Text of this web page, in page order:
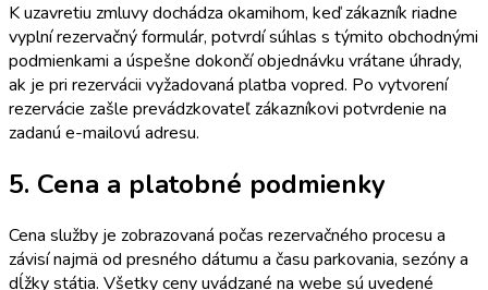
K uzavretiu zmluvy dochádza okamihom, keď zákazník riadne
vyplní rezervačný formulár, potvrdí súhlas s týmito obchodnými
podmienkami a úspešne dokončí objednávku vrátane úhrady,
ak je pri rezervácii vyžadovaná platba vopred. Po vytvorení
rezervácie zašle prevádzkovateľ zákazníkovi potvrdenie na
zadanú e-mailovú adresu.
5. Cena a platobné podmienky
Cena služby je zobrazovaná počas rezervačného procesu a
závisí najmä od presného dátumu a času parkovania, sezóny a
dĺžky státia. Všetky ceny uvádzané na webe sú uvedené